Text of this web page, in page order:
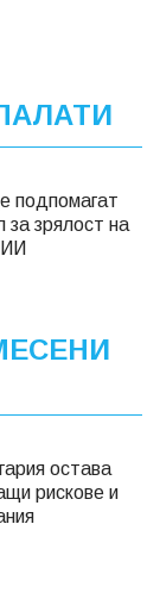
подпомагат
за зрялост на
остава
рискове и